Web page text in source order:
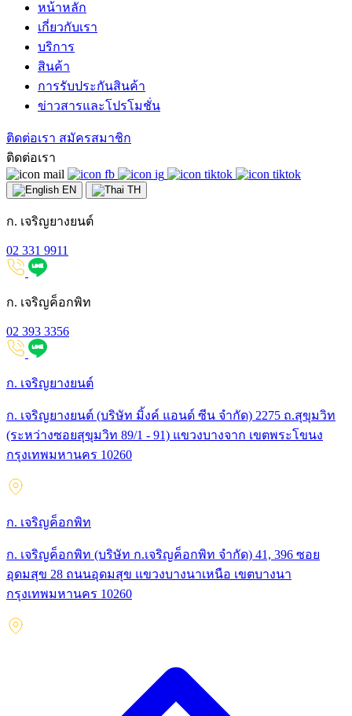
หน้าหลัก
เกี่ยวกับเรา
บริการ
สินค้า
การรับประกันสินค้า
ข่าวสารและโปรโมชั่น
ติดต่อเรา สมัครสมาชิก
ติดต่อเรา
EN TH
ก. เจริญยางยนต์
02 331 9911
ก. เจริญค็อกพิท
02 393 3356
ก. เจริญยางยนต์
ก. เจริญยางยนต์ (บริษัท มิ้งค์ แอนด์ ซีน จำกัด) 2275 ถ.สุขุมวิท
(ระหว่างซอยสุขุมวิท 89/1 - 91) แขวงบางจาก เขตพระโขนง
กรุงเทพมหานคร 10260
ก. เจริญค็อกพิท
ก. เจริญค็อกพิท (บริษัท ก.เจริญค็อกพิท จำกัด) 41, 396 ซอย
อุดมสุข 28 ถนนอุดมสุข แขวงบางนาเหนือ เขตบางนา
กรุงเทพมหานคร 10260